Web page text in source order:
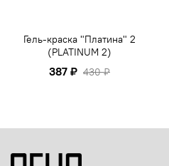
Гель-краска "Платина" 2
(PLATINUM 2)
387 ₽ 430 ₽